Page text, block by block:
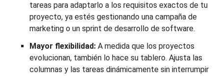
tareas para adaptarlo a los requisitos exactos de tu
proyecto, ya estés gestionando una campaña de
marketing o un sprint de desarrollo de software.
Mayor flexibilidad: A medida que los proyectos
evolucionan, también lo hace su tablero. Ajusta las
columnas y las tareas dinámicamente sin interrumpir